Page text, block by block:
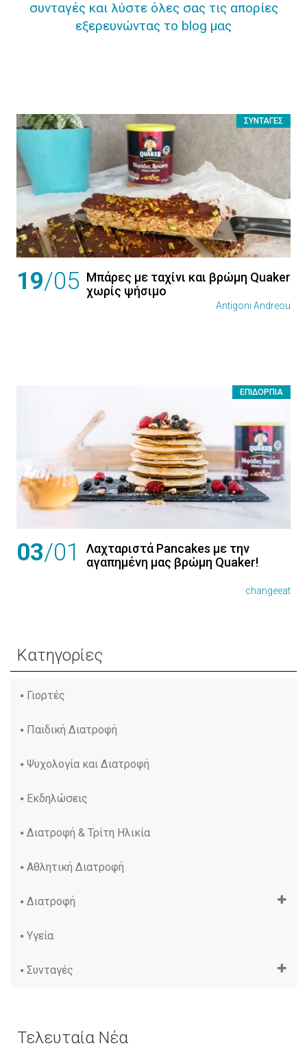
συνταγές και λύστε όλες σας τις απορίες
εξερευνώντας το blog μας
ΣΥΝΤΑΓΈΣ
19/05 Μπάρες με ταχίνι και βρώμη Quaker
χωρίς ψήσιμο
Antigoni Andreou
ΕΠΙΔΌΡΠΙΑ
03/01
Λαχταριστά Pancakes με την
αγαπημένη μας βρώμη Quaker!
changeeat
Κατηγορίες
Γιορτές
Παιδική Διατροφή
Ψυχολογία και Διατροφή
Εκδηλώσεις
Διατροφή & Τρίτη Ηλικία
Αθλητική Διατροφή
Διατροφή
Υγεία
Συνταγές
Τελευταία Νέα